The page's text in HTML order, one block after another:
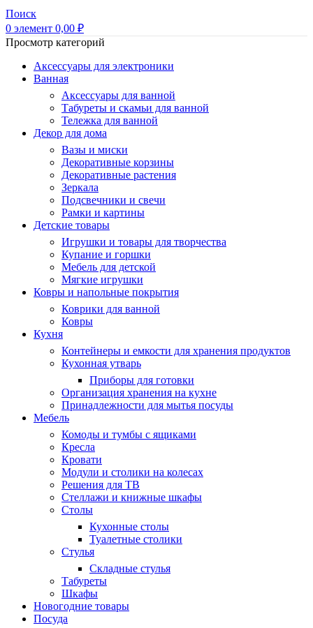
Поиск
0 элемент 0,00 ₽
Просмотр категорий
Аксессуары для электроники
Ванная
Аксессуары для ванной
Табуреты и скамьи для ванной
Тележка для ванной
Декор для дома
Вазы и миски
Декоративные корзины
Декоративные растения
Зеркала
Подсвечники и свечи
Рамки и картины
Детские товары
Игрушки и товары для творчества
Купание и горшки
Мебель для детской
Мягкие игрушки
Ковры и напольные покрытия
Коврики для ванной
Ковры
Кухня
Контейнеры и емкости для хранения продуктов
Кухонная утварь
Приборы для готовки
Организация хранения на кухне
Принадлежности для мытья посуды
Мебель
Комоды и тумбы с ящиками
Кресла
Кровати
Модули и столики на колесах
Решения для ТВ
Стеллажи и книжные шкафы
Столы
Кухонные столы
Туалетные столики
Стулья
Складные стулья
Табуреты
Шкафы
Новогодние товары
Посуда